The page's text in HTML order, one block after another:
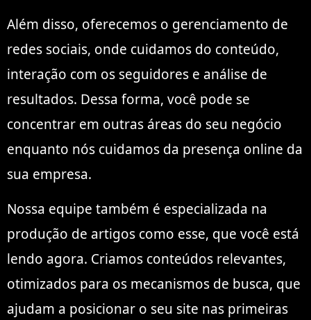
Além disso, oferecemos o gerenciamento de
redes sociais, onde cuidamos do conteúdo,
interação com os seguidores e análise de
resultados. Dessa forma, você pode se
concentrar em outras áreas do seu negócio
enquanto nós cuidamos da presença online da
sua empresa.
Nossa equipe também é especializada na
produção de artigos como esse, que você está
lendo agora. Criamos conteúdos relevantes,
otimizados para os mecanismos de busca, que
ajudam a posicionar o seu site nas primeiras